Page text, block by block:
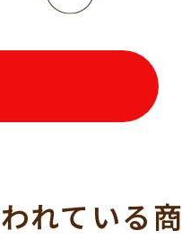
れている